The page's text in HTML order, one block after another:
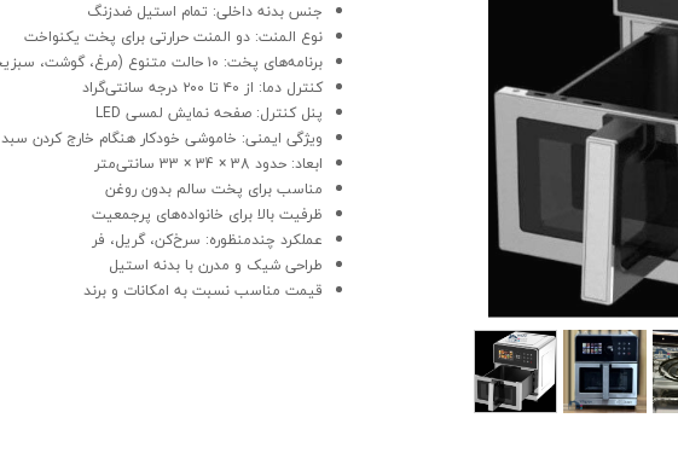
لوازم کاربردی آشپزخانه
جنس بدنه داخلی: تمام استیل ضدزنگ
نوع المنت: دو المنت حرارتی برای پخت یکنواخت
برنامه‌های پخت: ۱۰ حالت متنوع (مرغ، گوشت، سبزیجات، کیک، پیتزا و…)
کنترل دما: از ۴۰ تا ۲۰۰ درجه سانتی‌گراد
پنل کنترل: صفحه نمایش لمسی LED
ویژگی ایمنی: خاموشی خودکار هنگام خارج کردن سبد
ابعاد: حدود 38 × 34 × 33 سانتی‌متر
مناسب برای پخت سالم بدون روغن
ظرفیت بالا برای خانواده‌های پرجمعیت
عملکرد چندمنظوره: سرخ‌کن، گریل، فر
طراحی شیک و مدرن با بدنه استیل
قیمت مناسب نسبت به امکانات و برند